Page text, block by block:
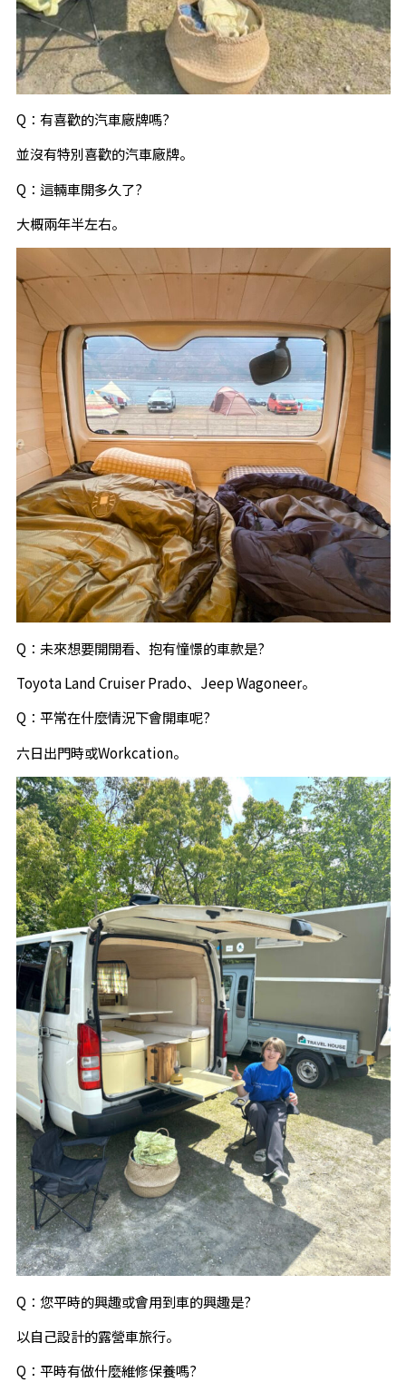
Q：有喜歡的汽車廠牌嗎?
並沒有特別喜歡的汽車廠牌。
Q：這輛車開多久了?
大概兩年半左右。
Q：未來想要開開看、抱有憧憬的車款是?
Toyota Land Cruiser Prado、Jeep Wagoneer。
Q：平常在什麼情況下會開車呢?
六日出門時或Workcation。
Q：您平時的興趣或會用到車的興趣是?
以自己設計的露營車旅行。
Q：平時有做什麼維修保養嗎?